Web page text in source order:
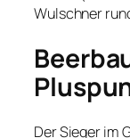
Wulschner
Der Sieger im